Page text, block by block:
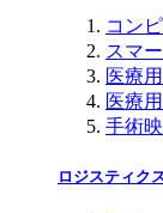
コン
スマ
医療
医療
手術
ロジスティク